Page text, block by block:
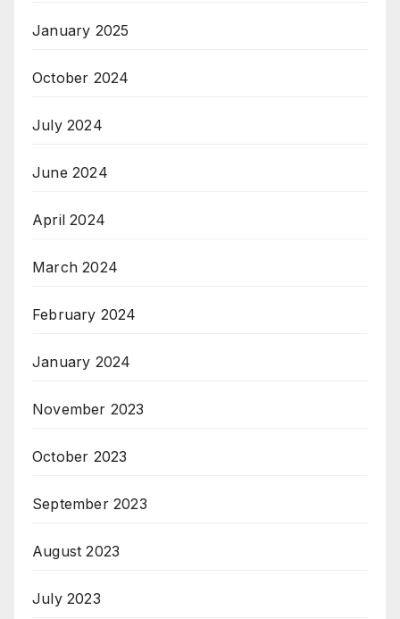
January 2025
October 2024
July 2024
June 2024
April 2024
March 2024
February 2024
January 2024
November 2023
October 2023
September 2023
August 2023
July 2023